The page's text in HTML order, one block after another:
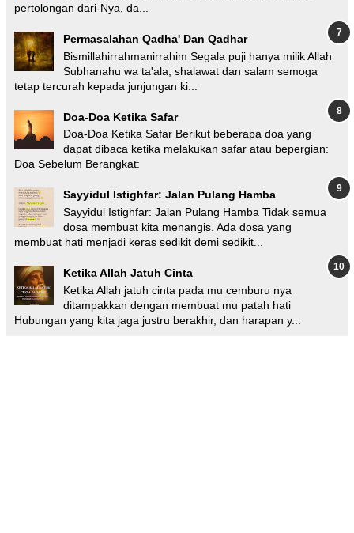
pertolongan dari-Nya, da...
Permasalahan Qadha' Dan Qadhar
Bismillahirrahmanirrahim Segala puji hanya milik Allah
Subhanahu wa ta'ala, shalawat dan salam semoga
tetap tercurah kepada junjungan ki...
Doa-Doa Ketika Safar
Doa-Doa Ketika Safar Berikut beberapa doa yang
dapat dibaca ketika melakukan safar atau bepergian:
Doa Sebelum Berangkat:
Sayyidul Istighfar: Jalan Pulang Hamba
Sayyidul Istighfar: Jalan Pulang Hamba Tidak semua
dosa membuat kita menangis. Ada dosa yang
membuat hati menjadi keras sedikit demi sedikit...
Ketika Allah Jatuh Cinta
Ketika Allah jatuh cinta pada mu cemburu nya
ditampakkan dengan membuat mu patah hati
Hubungan yang kita jaga justru berakhir, dan harapan y...